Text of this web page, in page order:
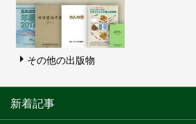
その他の出版物
新着記事